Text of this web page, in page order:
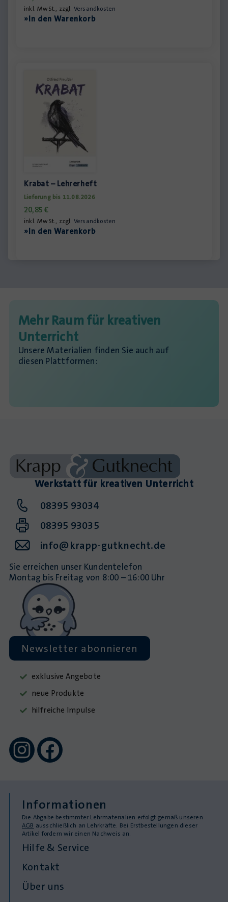
inkl. MwSt., zzgl. Versandkosten
»In den Warenkorb
Krabat – Lehrerheft
Lieferung bis 11.08.2026
20,85€
inkl. MwSt., zzgl. Versandkosten
»In den Warenkorb
Mehr Raum für kreativen
Unterricht
Unsere Materialien finden Sie auch auf
diesen Plattformen:
Werkstatt für kreativen Unterricht
08395 93034
08395 93035
info@krapp-gutknecht.de
Sie erreichen unser Kundentelefon
Montag bis Freitag von 8:00 – 16:00 Uhr
Newsletter abonnieren
exklusive Angebote
neue Produkte
hilfreiche Impulse
Informationen
Die Abgabe bestimmter Lehrmaterialien erfolgt gemäß unseren
AGB ausschließlich an Lehrkräfte. Bei Erstbestellungen dieser
Artikel fordern wir einen Nachweis an.
Hilfe & Service
Kontakt
Über uns